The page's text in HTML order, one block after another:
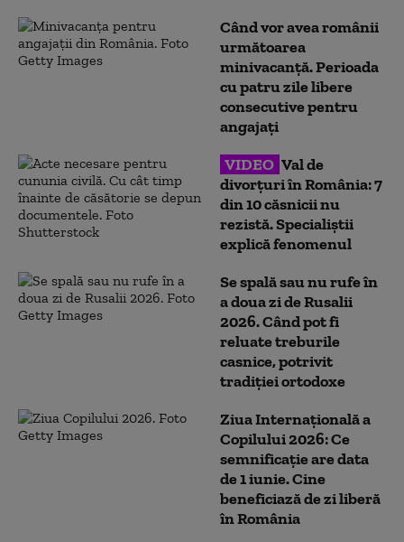
Când vor avea românii
următoarea
minivacanță. Perioada
cu patru zile libere
consecutive pentru
angajați
VIDEO Val de
divorțuri în România: 7
din 10 căsnicii nu
rezistă. Specialiștii
explică fenomenul
Se spală sau nu rufe în
a doua zi de Rusalii
2026. Când pot fi
reluate treburile
casnice, potrivit
tradiției ortodoxe
Ziua Internațională a
Copilului 2026: Ce
semnificație are data
de 1 iunie. Cine
beneficiază de zi liberă
în România